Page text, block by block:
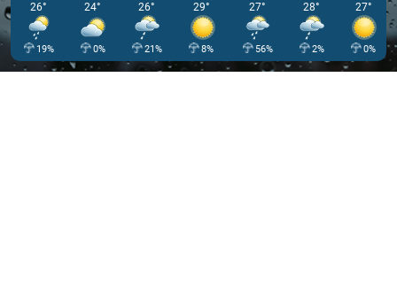
26°
19%
24°
0%
26°
21%
29°
8%
27°
56%
28°
2%
27°
0%